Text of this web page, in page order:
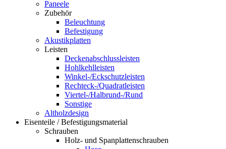
Paneele
Zubehör
Beleuchtung
Befestigung
Akustikplatten
Leisten
Deckenabschlussleisten
Hohlkehlleisten
Winkel-/Eckschutzleisten
Rechteck-/Quadratleisten
Viertel-/Halbrund-/Rund
Sonstige
Altholzdesign
Eisenteile / Befestigungsmaterial
Schrauben
Holz- und Spanplattenschrauben